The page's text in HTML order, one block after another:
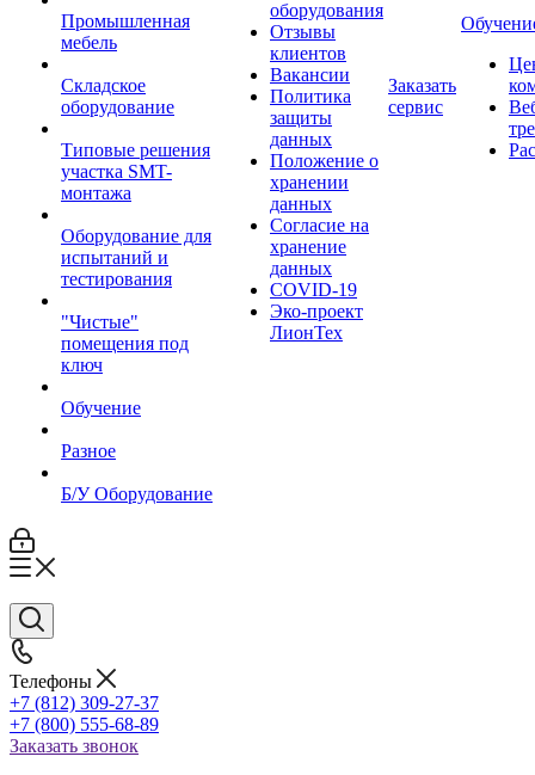
Промышленная
мебель
Складское
оборудование
Типовые решения
участка SMT-
монтажа
Оборудование для
испытаний и
тестирования
"Чистые"
помещения под
ключ
Обучение
Разное
Б/У Оборудование
оборудования
Отзывы
клиентов
Вакансии
Политика
защиты
данных
Положение о
хранении
данных
Согласие на
хранение
данных
COVID-19
Эко-проект
ЛионТех
Заказать
сервис
Телефоны
+7 (812) 309-27-37
+7 (800) 555-68-89
Заказать звонок